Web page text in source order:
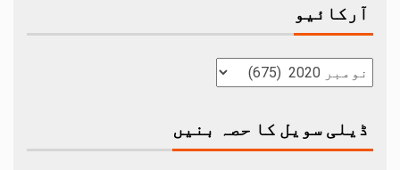
آرکائیو
ڈیلی سویل کا حصہ بنیں